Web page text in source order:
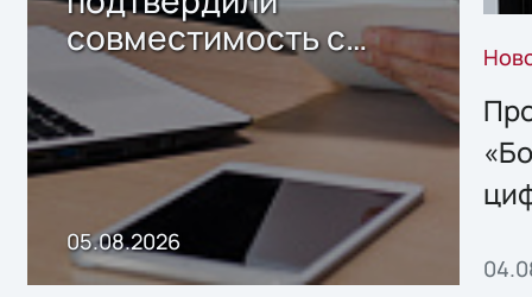
совместимость с
решением Sharx
Storage 2.x для
хранения данных
05.08.2026